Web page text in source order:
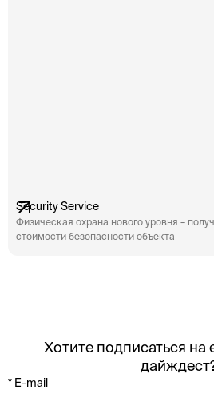
Security Service
Физическая охрана нового уровня –
стоимости безопасности объекта
Хотите подписаться